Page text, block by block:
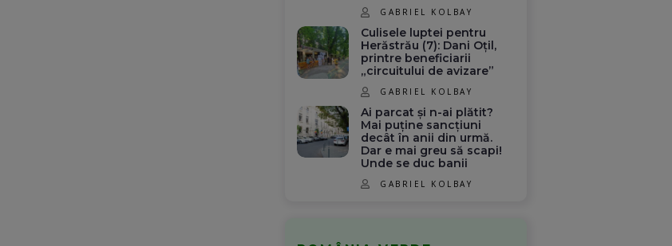
GABRIEL KOLBAY
Culisele luptei pentru
Herăstrău (7): Dani Oțil,
printre beneficiarii
„circuitului de avizare”
GABRIEL KOLBAY
Ai parcat și n-ai plătit?
Mai puține sancțiuni
decât în anii din urmă.
Dar e mai greu să scapi!
Unde se duc banii
GABRIEL KOLBAY